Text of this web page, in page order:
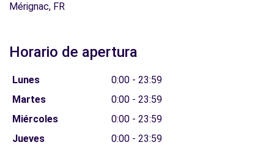
Mérignac, FR
Horario de apertura
Lunes
0:00 - 23:59
Martes
0:00 - 23:59
Miércoles
0:00 - 23:59
Jueves
0:00 - 23:59